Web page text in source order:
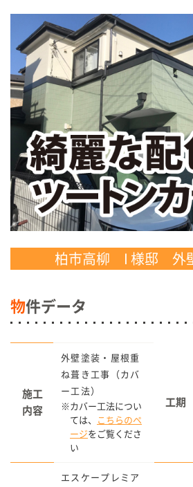
柏市高柳 I 様邸 外
物件データ
施工
内容
外壁塗装・屋根重
ね葺き工事（カバ
ー工法）
カバー工法につい
ては、
こちらのペ
ージをご覧くださ
い
工期
エスケープレミア